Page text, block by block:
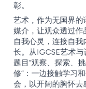
彰。
艺术，作为无国界
媒介，让观众透过作
自我心灵，连接自
长。从IGCSE艺术与
题目“观察、探索、
修”：一边接触学习
会，以开阔的胸怀